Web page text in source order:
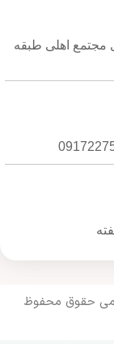
مجتمع اهلی طبقه
حقوق محفوظ